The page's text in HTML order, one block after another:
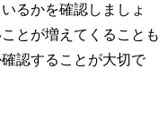
るかを確認しましょ
とが増えてくることも
認することが大切で